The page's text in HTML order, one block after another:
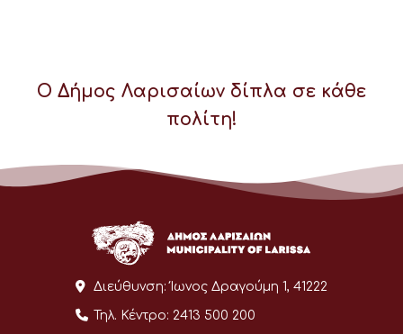
Ο Δήμος Λαρισαίων δίπλα σε κάθε
πολίτη!
Διεύθυνση: Ίωνος Δραγούμη 1, 41222
Τηλ. Κέντρο: 2413 500 200